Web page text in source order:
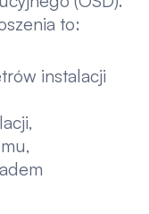
to:
instalacji